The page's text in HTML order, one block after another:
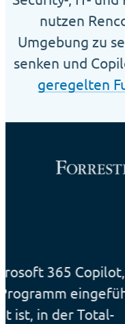
nutzen
Umgebung zu
senken und
geregelten
Copilot,
eingeführt
der Total-